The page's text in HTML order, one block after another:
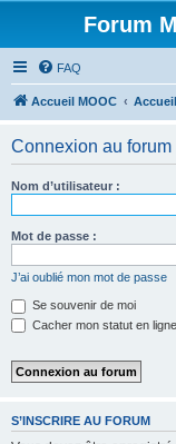
Forum
FAQ
Accueil MOOC
Connexion au forum
Nom d’utilisateur :
Mot de passe :
J’ai oublié mon mot de passe
Se souvenir de moi
Cacher mon statut en
S’INSCRIRE AU FORUM